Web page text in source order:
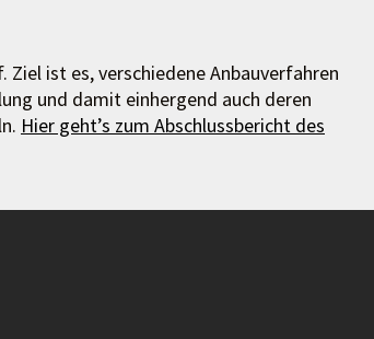
Ziel ist es, verschiedene Anbauverfahren
und damit einhergend auch deren
Hier geht’s zum Abschlussbericht des